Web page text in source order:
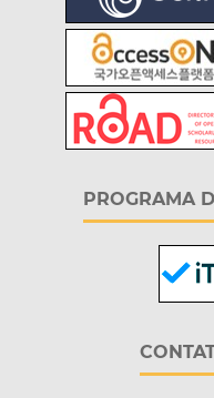
PROGRAMA